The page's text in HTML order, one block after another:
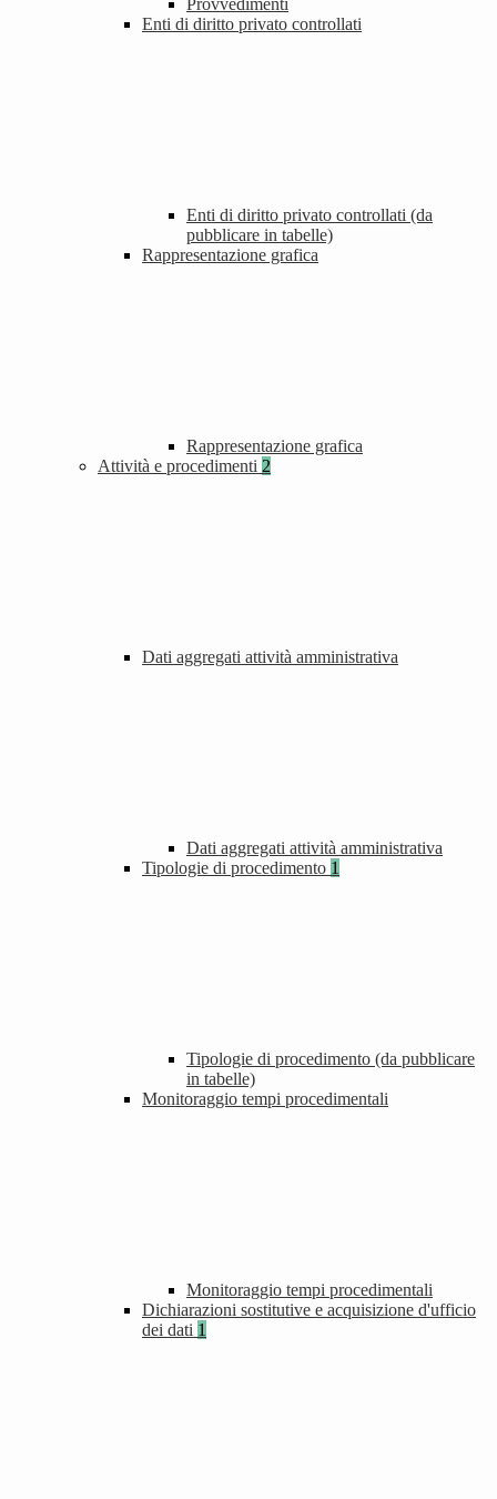
Provvedimenti
Enti di diritto privato controllati
Enti di diritto privato controllati (da
pubblicare in tabelle)
Rappresentazione grafica
Rappresentazione grafica
Attività e procedimenti 2
Dati aggregati attività amministrativa
Dati aggregati attività amministrativa
Tipologie di procedimento 1
Tipologie di procedimento (da pubblicare
in tabelle)
Monitoraggio tempi procedimentali
Monitoraggio tempi procedimentali
Dichiarazioni sostitutive e acquisizione d'ufficio
dei dati 1